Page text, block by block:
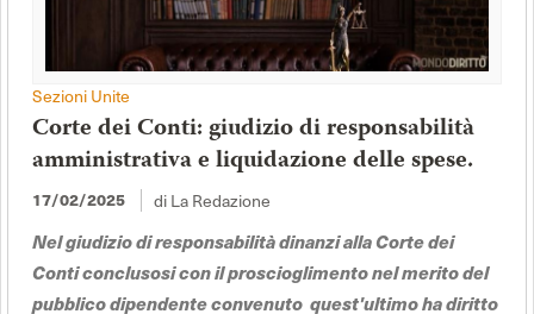
Sezioni Unite
Corte dei Conti: giudizio di responsabilità
amministrativa e liquidazione delle spese.
17/02/2025
di La Redazione
Nel giudizio di responsabilità dinanzi alla Corte dei
Conti conclusosi con il proscioglimento nel merito del
pubblico dipendente convenuto quest'ultimo ha diritto